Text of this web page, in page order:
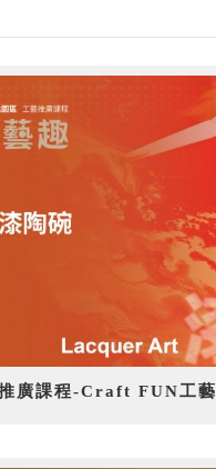
廣課程-Craft FUN工